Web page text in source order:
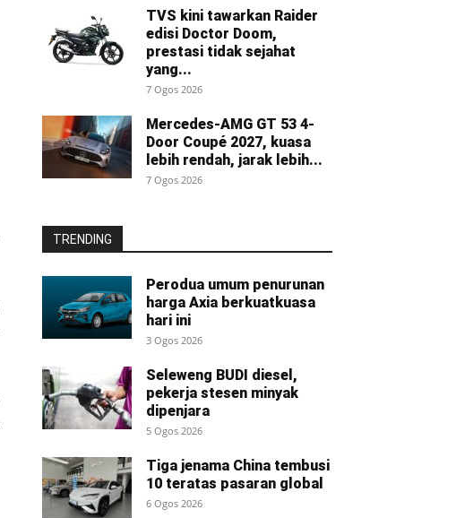
TVS kini tawarkan Raider
edisi Doctor Doom,
prestasi tidak sejahat
yang...
7 Ogos 2026
Mercedes-AMG GT 53 4-
Door Coupé 2027, kuasa
lebih rendah, jarak lebih...
7 Ogos 2026
TRENDING
Perodua umum penurunan
harga Axia berkuatkuasa
hari ini
3 Ogos 2026
Seleweng BUDI diesel,
pekerja stesen minyak
dipenjara
5 Ogos 2026
Tiga jenama China tembusi
10 teratas pasaran global
6 Ogos 2026